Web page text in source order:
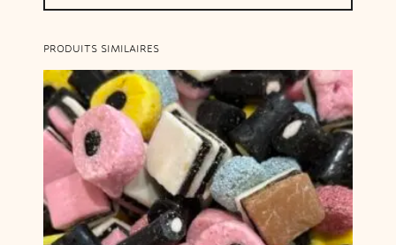
PRODUITS SIMILAIRES